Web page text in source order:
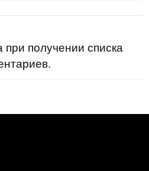
получении списка